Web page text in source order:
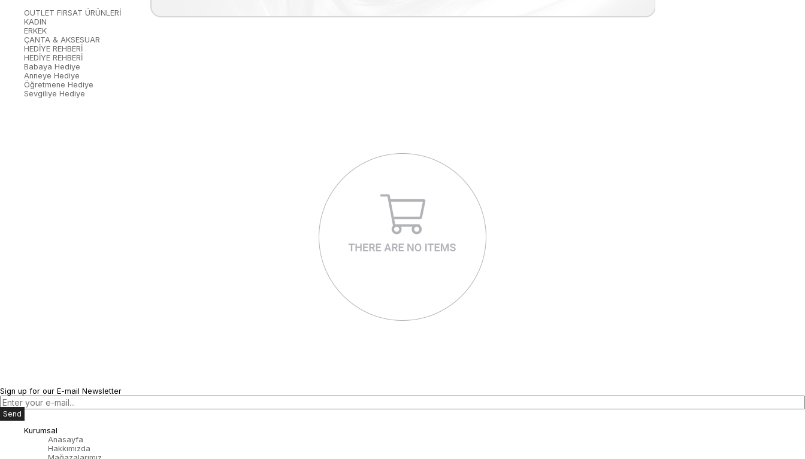
OUTLET FIRSAT ÜRÜNLERİ
KADIN
ERKEK
ÇANTA & AKSESUAR
HEDİYE REHBERİ
HEDİYE REHBERİ
Babaya Hediye
Anneye Hediye
Öğretmene Hediye
Sevgiliye Hediye
Sign up for our E-mail Newsletter
Send
Kurumsal
Anasayfa
Hakkımızda